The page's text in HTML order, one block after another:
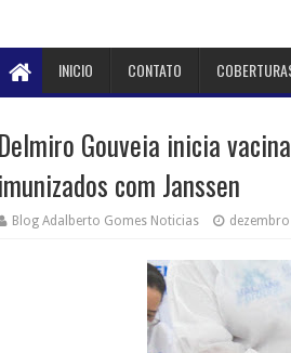
INICIO CONTATO
Delmiro Gouveia inicia
imunizados com Janssen
Blog Adalberto Gomes Noticias dezembro